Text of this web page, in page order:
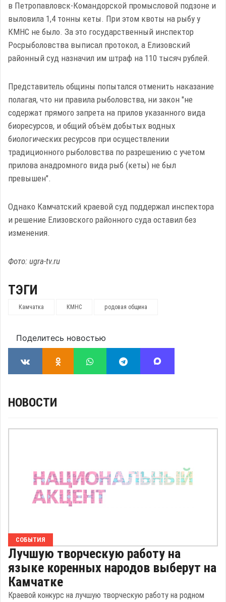
в Петропавловск-Командорской промысловой подзоне и
выловила 1,4 тонны кеты. При этом квоты на рыбу у
КМНС не было. За это государственный инспектор
Росрыболовства выписал протокол, а Елизовский
районный суд назначил им штраф на 110 тысяч рублей.
Представитель общины попытался отменить наказание
полагая, что ни правила рыболовства, ни закон "не
содержат прямого запрета на прилов указанного вида
биоресурсов, и общий объём добытых водных
биологических ресурсов при осуществлении
традиционного рыболовства по разрешению с учетом
прилова анадромного вида рыб (кеты) не был
превышен".
Однако Камчатский краевой суд поддержал инспектора
и решение Елизовского районного суда оставил без
изменения.
Фото: ugra-tv.ru
ТЭГИ
Камчатка КМНС родовая община
Поделитесь новостью
НОВОСТИ
СОБЫТИЯ
Лучшую творческую работу на
языке коренных народов выберут на
Камчатке
Краевой конкурс на лучшую творческую работу на родном